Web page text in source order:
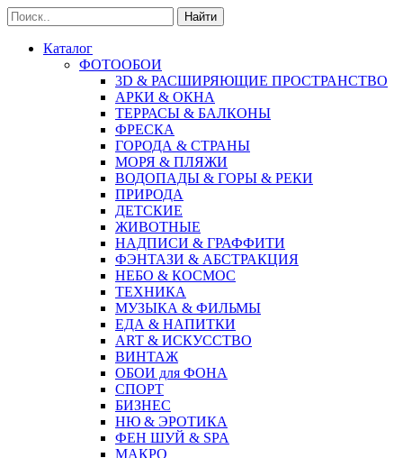
Найти
Каталог
ФОТООБОИ
3D & РАСШИРЯЮЩИЕ ПРОСТРАНСТВО
АРКИ & ОКНА
ТЕРРАСЫ & БАЛКОНЫ
ФРЕСКА
ГОРОДА & СТРАНЫ
МОРЯ & ПЛЯЖИ
ВОДОПАДЫ & ГОРЫ & РЕКИ
ПРИРОДА
ДЕТСКИЕ
ЖИВОТНЫЕ
НАДПИСИ & ГРАФФИТИ
ФЭНТАЗИ & АБСТРАКЦИЯ
НЕБО & КОСМОС
ТЕХНИКА
МУЗЫКА & ФИЛЬМЫ
ЕДА & НАПИТКИ
ART & ИСКУССТВО
ВИНТАЖ
ОБОИ для ФОНА
СПОРТ
БИЗНЕС
НЮ & ЭРОТИКА
ФЕН ШУЙ & SPA
МАКРО